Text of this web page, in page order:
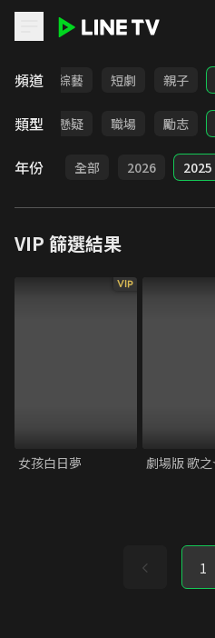
頻道
動畫 綜藝 短劇 親子
類型
犯罪 懸疑 職場 勵志
年份 全部 2026 2025
VIP 篩選結果
VIP
女孩白日夢
1